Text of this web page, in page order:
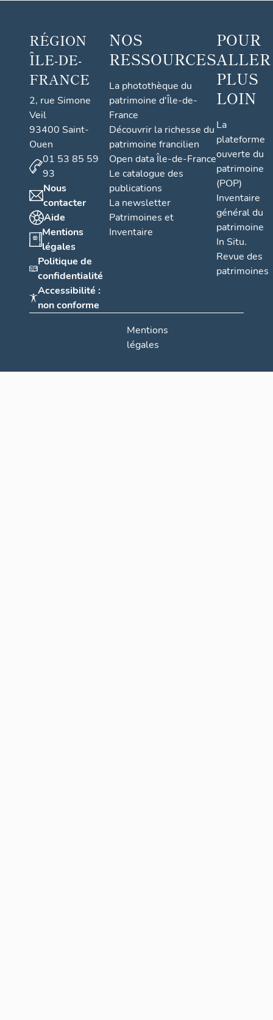
RÉGION
ÎLE-DE-
FRANCE
2, rue Simone
Veil
93400 Saint-
Ouen
01 53 85 59
93
Nous
contacter
Aide
Mentions
légales
Politique de
confidentialité
Accessibilité :
non conforme
NOS
RESSOURCES
La photothèque du
patrimoine d'Île-de-
France
Découvrir la richesse du
patrimoine francilien
Open data Île-de-France
Le catalogue des
publications
La newsletter
Patrimoines et
Inventaire
POUR
ALLER
PLUS
LOIN
La
plateforme
ouverte du
patrimoine
(POP)
Inventaire
général du
patrimoine
In Situ.
Revue des
patrimoines
Mentions
légales